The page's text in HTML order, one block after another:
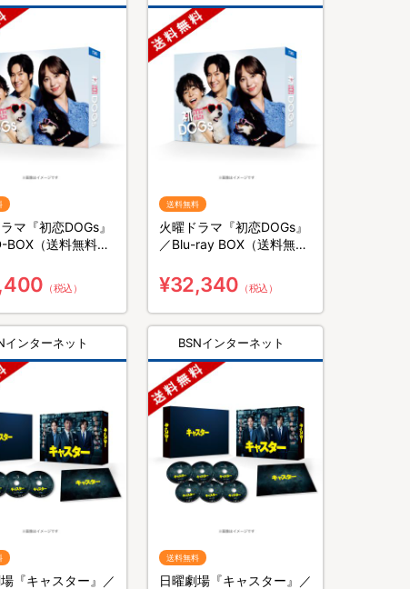
マ『初恋DOGs』
BOX（送料無料・
（税込）
送料無料
火曜ドラマ『初恋DOGs』
／Blu-ray BOX（送料無
¥32,340 （税込）
インターネット
『キャスター』／
BSNインターネット
送料無料
日曜劇場『キャスター』／